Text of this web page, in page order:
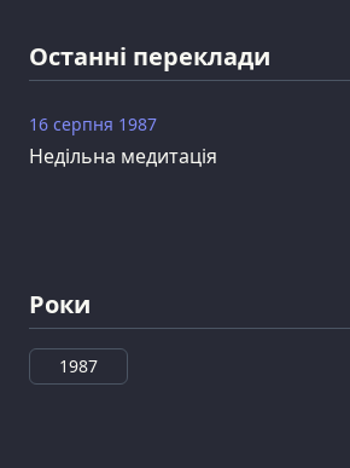
Останні переклади
16 серпня 1987
Недільна медитація
Роки
1987